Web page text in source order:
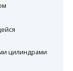
цилиндрами